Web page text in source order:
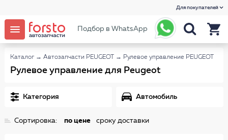
Для покупателей
Подбор в WhatsApp
Каталог → Автозапчасти PEUGEOT → Рулевое управление PEUGEOT
Рулевое управление для Peugeot
Категория Автомобиль
Сортировка: по цене сроку доставки